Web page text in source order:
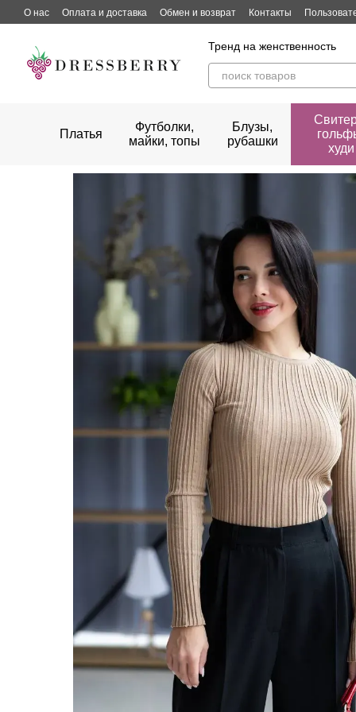
Перейти к основному контенту
О нас Оплата и доставка Обмен и возврат Контакты
Тренд на женственность
Платья
Футболки,
майки, топы
Блузы,
рубашки
худи